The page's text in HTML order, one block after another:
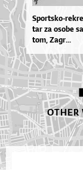
Spor­tsko­-
tar za oso­be
tom, Za­gr...
OTHER